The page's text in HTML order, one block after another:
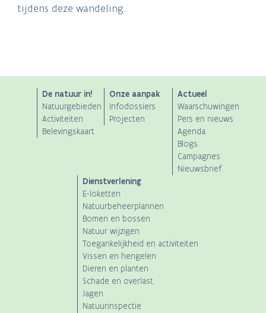
tijdens deze wandeling.
ANB
Main
navigation
De natuur in!
Natuurgebieden
Activiteiten
Belevingskaart
Onze aanpak
Infodossiers
Projecten
Actueel
Waarschuwingen
Pers en nieuws
Agenda
Blogs
Campagnes
Nieuwsbrief
Dienstverlening
E-loketten
Natuurbeheerplannen
Bomen en bossen
Natuur wijzigen
Toegankelijkheid en activiteiten
Vissen en hengelen
Dieren en planten
Schade en overlast
Jagen
Natuurinspectie